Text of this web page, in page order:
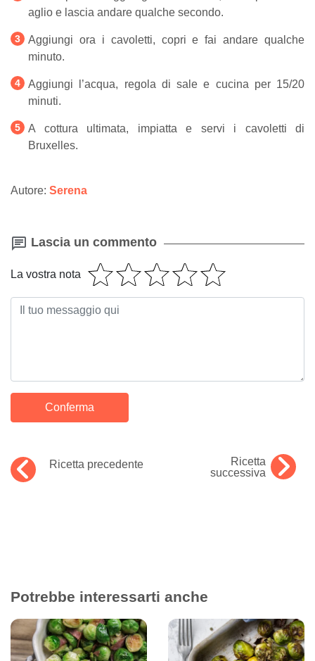
aglio e lascia andare qualche secondo.
Aggiungi ora i cavoletti, copri e fai andare qualche
minuto.
Aggiungi l’acqua, regola di sale e cucina per 15/20
minuti.
A cottura ultimata, impiatta e servi i cavoletti di
Bruxelles.
Autore: Serena
Lascia un commento
La vostra nota
Ricetta precedente
Ricetta
successiva
Potrebbe interessarti anche